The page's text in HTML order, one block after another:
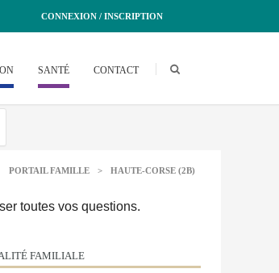
CONNEXION / INSCRIPTION
SANTÉ CONTACT
PORTAIL FAMILLE > HAUTE-CORSE (2B)
toutes vos questions.
FAMILIALE